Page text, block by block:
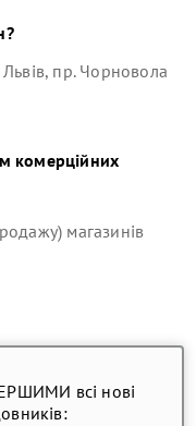
?
Львів, пр. Чорновола
комерційних
магазинів
всі нові